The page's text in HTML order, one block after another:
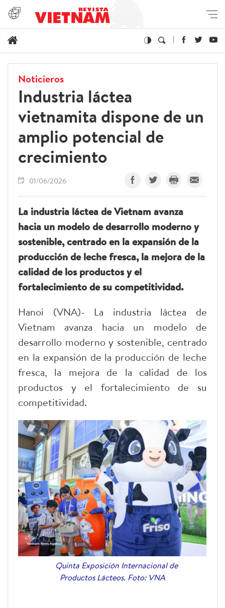
Noticieros
Industria láctea
vietnamita dispone de un
amplio potencial de
crecimiento
01/06/2026
La industria láctea de Vietnam avanza
hacia un modelo de desarrollo moderno y
sostenible, centrado en la expansión de la
producción de leche fresca, la mejora de la
calidad de los productos y el
fortalecimiento de su competitividad.
Hanoi (VNA)- La industria láctea de
Vietnam avanza hacia un modelo de
desarrollo moderno y sostenible, centrado
en la expansión de la producción de leche
fresca, la mejora de la calidad de los
productos y el fortalecimiento de su
competitividad.
Quinta Exposición Internacional de
Productos Lácteos. Foto: VNA